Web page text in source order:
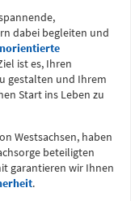
dabei begleiten und
ist es, Ihren
gestalten und Ihrem
Start ins Leben zu
Westsachsen, haben
beteiligten
garantieren wir Ihnen
.